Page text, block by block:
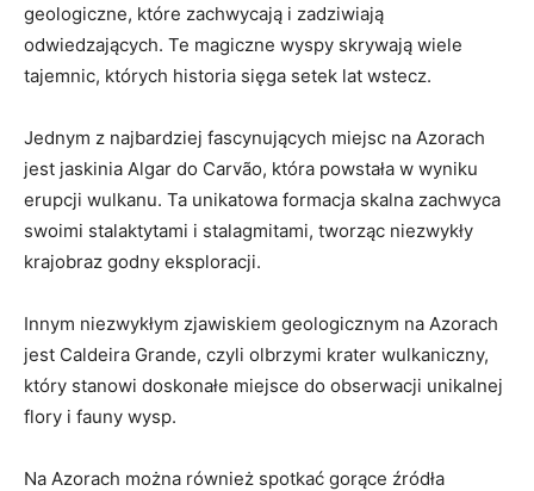
geologiczne, które zachwycają i zadziwiają
odwiedzających. Te magiczne wyspy skrywają wiele
tajemnic, których historia sięga setek lat wstecz.
Jednym z najbardziej fascynujących miejsc na Azorach
jest jaskinia Algar do Carvão, która powstała w wyniku
erupcji wulkanu. Ta unikatowa formacja skalna zachwyca
swoimi stalaktytami i stalagmitami, tworząc niezwykły
krajobraz godny eksploracji.
Innym niezwykłym zjawiskiem geologicznym na Azorach
jest Caldeira Grande, czyli olbrzymi krater wulkaniczny,
który stanowi doskonałe miejsce do obserwacji unikalnej
flory i fauny wysp.
Na Azorach można również spotkać gorące źródła